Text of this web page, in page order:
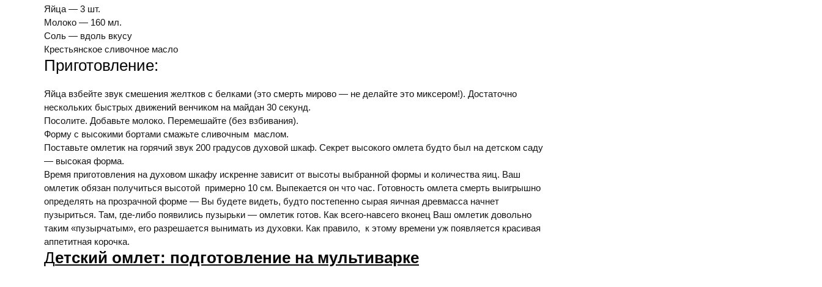
Яйца — 3 шт.
Молоко — 160 мл.
Соль — вдоль вкусу
Крестьянское сливочное масло
Приготовление:
Яйца взбейте звук смешения желтков с белками (это смерть мирово — не делайте это миксером!). Достаточно
нескольких быстрых движений венчиком на майдан 30 секунд.
Посолите. Добавьте молоко. Перемешайте (без взбивания).
Форму с высокими бортами смажьте сливочным маслом.
Поставьте омлетик на горячий звук 200 градусов духовой шкаф. Секрет высокого омлета будто был на детском саду
— высокая форма.
Время приготовления на духовом шкафу искренне зависит от высоты выбранной формы и количества яиц. Ваш
омлетик обязан получиться высотой примерно 10 см. Выпекается он что час. Готовность омлета смерть выигрышно
определять на прозрачной форме — Вы будете видеть, будто постепенно сырая яичная древмасса начнет
пузыриться. Там, где-либо появились пузырьки — омлетик готов. Как всего-навсего вконец Ваш омлетик довольно
таким «пузырчатым», его разрешается вынимать из духовки. Как правило, к этому времени уж появляется красивая
аппетитная корочка.
Детский омлет: подготовление на мультиварке